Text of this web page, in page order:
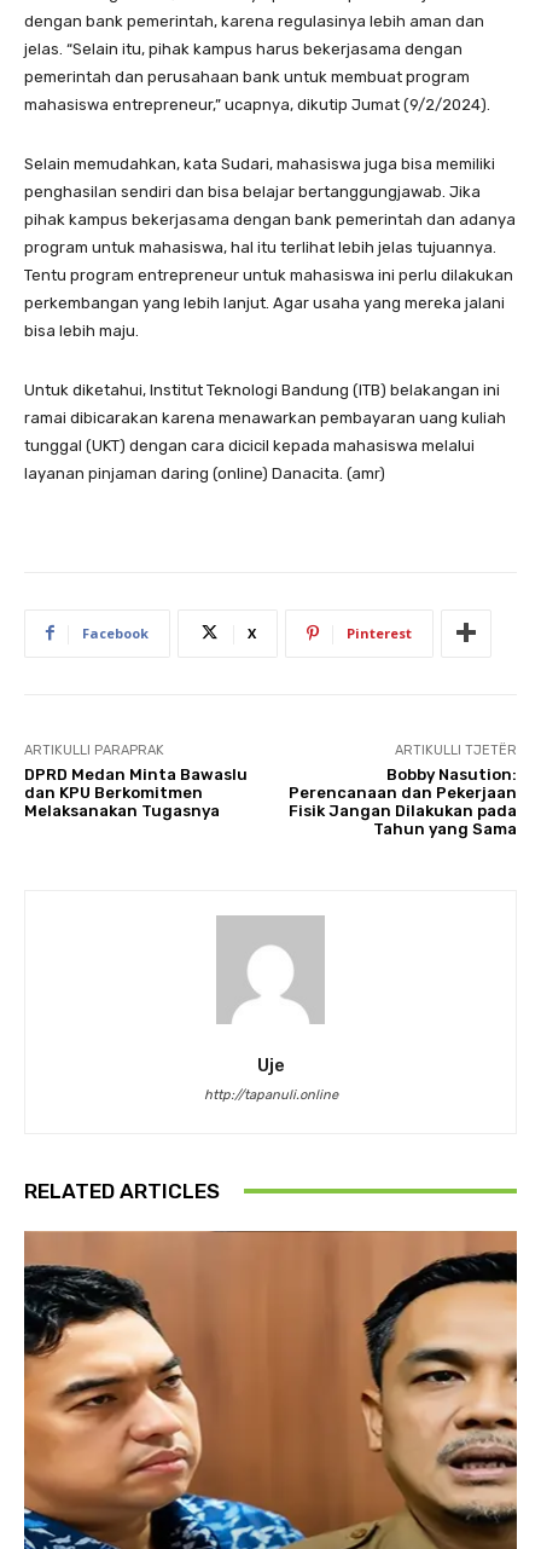
dengan bank pemerintah, karena regulasinya lebih aman dan
jelas. “Selain itu, pihak kampus harus bekerjasama dengan
pemerintah dan perusahaan bank untuk membuat program
mahasiswa entrepreneur,” ucapnya, dikutip Jumat (9/2/2024).
Selain memudahkan, kata Sudari, mahasiswa juga bisa memiliki
penghasilan sendiri dan bisa belajar bertanggungjawab. Jika
pihak kampus bekerjasama dengan bank pemerintah dan adanya
program untuk mahasiswa, hal itu terlihat lebih jelas tujuannya.
Tentu program entrepreneur untuk mahasiswa ini perlu dilakukan
perkembangan yang lebih lanjut. Agar usaha yang mereka jalani
bisa lebih maju.
Untuk diketahui, Institut Teknologi Bandung (ITB) belakangan ini
ramai dibicarakan karena menawarkan pembayaran uang kuliah
tunggal (UKT) dengan cara dicicil kepada mahasiswa melalui
layanan pinjaman daring (online) Danacita. (amr)
Facebook X Pinterest
ARTIKULLI PARAPRAK
DPRD Medan Minta Bawaslu
dan KPU Berkomitmen
Melaksanakan Tugasnya
ARTIKULLI TJETËR
Bobby Nasution:
Perencanaan dan Pekerjaan
Fisik Jangan Dilakukan pada
Tahun yang Sama
Uje
http://tapanuli.online
RELATED ARTICLES